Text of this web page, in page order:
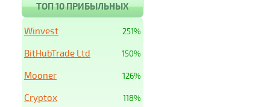
ТОП 10 ПРИБЫЛЬНЫХ
251%
Winvest
150%
BitHubTrade Ltd
126%
Mooner
118%
Cryptox